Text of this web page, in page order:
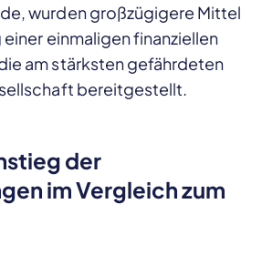
wurden großzügigere Mittel
einer einmaligen finanziellen
am stärksten gefährdeten
bereitgestellt.
der
im Vergleich zum